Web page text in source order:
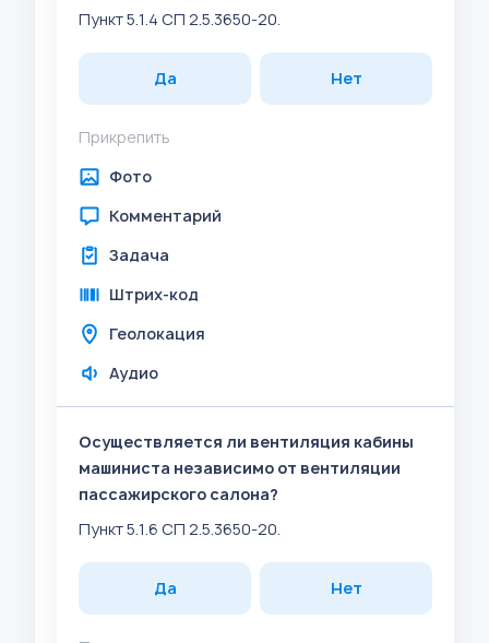
Пункт 5.1.4 СП 2.5.3650-20.
Да Нет
Прикрепить
Фото
Комментарий
Задача
Штрих-код
Геолокация
Аудио
Осуществляется ли вентиляция кабины
машиниста независимо от вентиляции
пассажирского салона?
Пункт 5.1.6 СП 2.5.3650-20.
Да Нет